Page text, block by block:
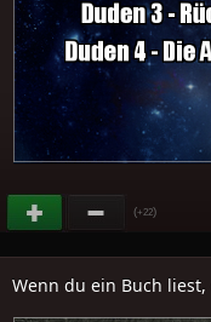
(+22)
Wenn du ein Buch